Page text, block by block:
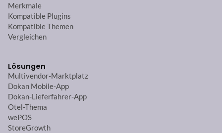
Merkmale
Kompatible Plugins
Kompatible Themen
Vergleichen
Lösungen
Multivendor-Marktplatz
Dokan Mobile-App
Dokan-Lieferfahrer-App
Otel-Thema
wePOS
StoreGrowth